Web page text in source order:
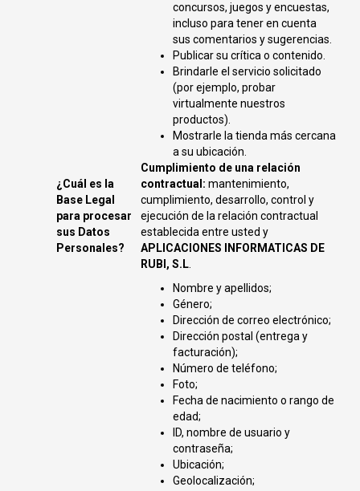
concursos, juegos y encuestas,
incluso para tener en cuenta
sus comentarios y sugerencias.
Publicar su crítica o contenido.
Brindarle el servicio solicitado
(por ejemplo, probar
virtualmente nuestros
productos).
Mostrarle la tienda más cercana
a su ubicación.
¿Cuál es la
Base Legal
para procesar
sus Datos
Personales?
Cumplimiento de una relación
contractual: mantenimiento,
cumplimiento, desarrollo, control y
ejecución de la relación contractual
establecida entre usted y
APLICACIONES INFORMATICAS DE
RUBI, S.L
Nombre y apellidos;
Género;
Dirección de correo electrónico;
Dirección postal (entrega y
facturación);
Número de teléfono;
Foto;
Fecha de nacimiento o rango de
edad;
ID, nombre de usuario y
contraseña;
Ubicación;
Geolocalización;